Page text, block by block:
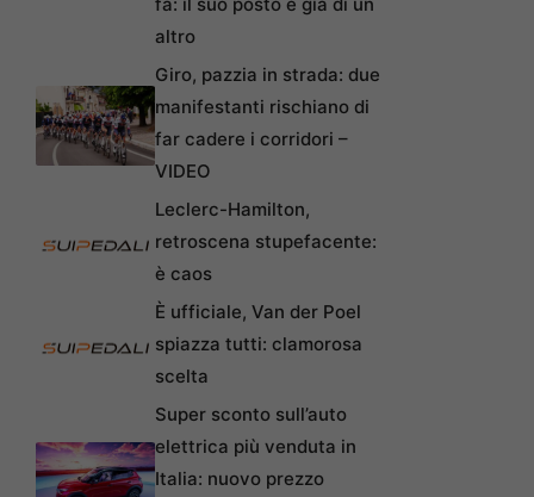
altro
Giro, pazzia in strada: due
manifestanti rischiano di
far cadere i corridori –
VIDEO
Leclerc-Hamilton,
retroscena stupefacente:
è caos
È ufficiale, Van der Poel
spiazza tutti: clamorosa
scelta
Super sconto sull’auto
elettrica più venduta in
Italia: nuovo prezzo